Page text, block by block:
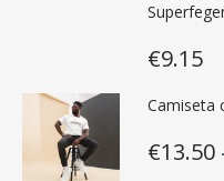
€9.15
Camiseta
€13.50